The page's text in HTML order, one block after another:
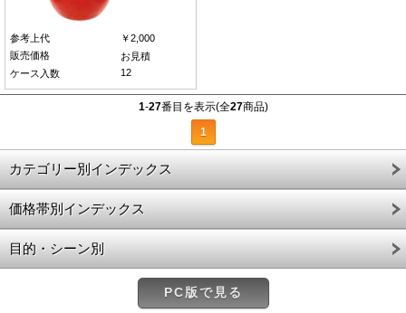
参考上代
￥2,000
販売価格
お見積
ケース入数
12
1-27番目を表示(全27商品)
1
カテゴリー別インデックス
価格帯別インデックス
目的・シーン別
PC版で見る